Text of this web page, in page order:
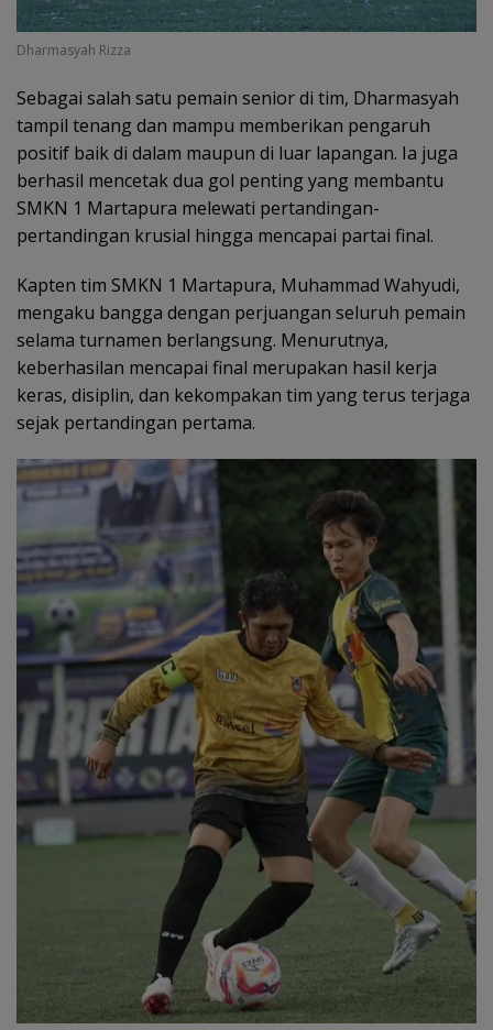
Dharmasyah Rizza
Sebagai salah satu pemain senior di tim, Dharmasyah
tampil tenang dan mampu memberikan pengaruh
positif baik di dalam maupun di luar lapangan. Ia juga
berhasil mencetak dua gol penting yang membantu
SMKN 1 Martapura melewati pertandingan-
pertandingan krusial hingga mencapai partai final.
Kapten tim SMKN 1 Martapura, Muhammad Wahyudi,
mengaku bangga dengan perjuangan seluruh pemain
selama turnamen berlangsung. Menurutnya,
keberhasilan mencapai final merupakan hasil kerja
keras, disiplin, dan kekompakan tim yang terus terjaga
sejak pertandingan pertama.